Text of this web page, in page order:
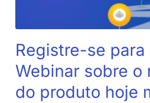
Registre-se para
Webinar sobre o
do produto hoje